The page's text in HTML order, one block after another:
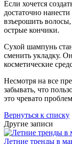
Если хочется
достаточно
взъерошить
острые кончики.
Сухой шампунь
сменить укладку.
косметические
Несмотря на все
забывать, что
это чревато
Вернуться к списку
Другие записи
Летние тренды в